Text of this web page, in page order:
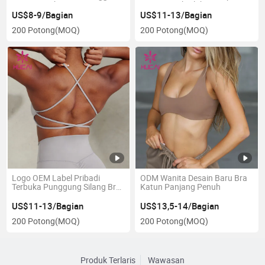
Atasan Tank Crop Yoga Lari
Wanita
US$8-9/Bagian
200 Potong(MOQ)
Tinggi untuk Olahraga Gym
Yoga Bra Olahraga untuk
US$11-13/Bagian
200 Potong(MOQ)
Logo OEM Label Pribadi
Terbuka Punggung Silang Bra
Pakaian Olahraga Wanita
Kustom Pakaian Olahraga
US$11-13/Bagian
200 Potong(MOQ)
ODM Wanita Desain Baru Bra
Katun Panjang Penuh
US$13,5-14/Bagian
200 Potong(MOQ)
Produk Terlaris Wawasan